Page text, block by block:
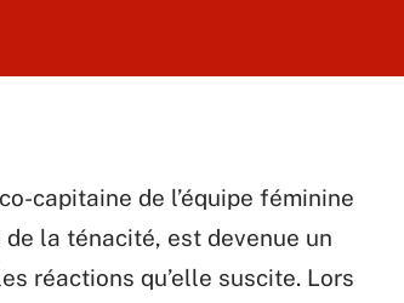
capitaine de l’équipe féminine
la ténacité, est devenue un
réactions qu’elle suscite. Lors